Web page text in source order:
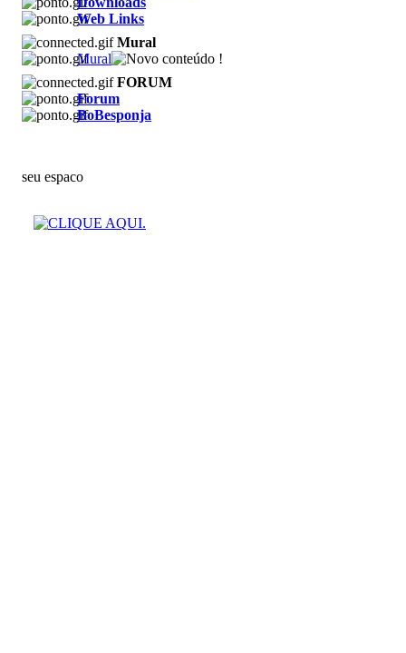
Web Links
Mural
Mural
FORUM
Forum
BoBesponja
seu espaco